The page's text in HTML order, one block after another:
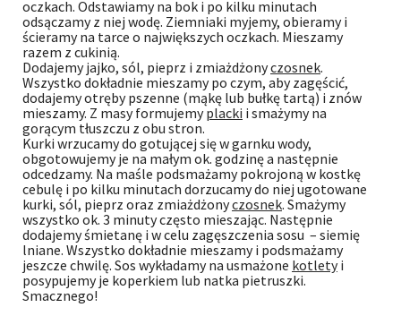
oczkach. Odstawiamy na bok i po kilku minutach
odsączamy z niej wodę. Ziemniaki myjemy, obieramy i
ścieramy na tarce o największych oczkach. Mieszamy
razem z cukinią.
Dodajemy jajko, sól, pieprz i zmiażdżonyczosnek.
Wszystko dokładnie mieszamy po czym, aby zagęścić,
dodajemy otręby pszenne (mąkę lub bułkę tartą) i znów
mieszamy. Z masy formujemyplacki i smażymy na
gorącym tłuszczu z obu stron.
Kurki wrzucamy do gotującej się w garnku wody,
obgotowujemy je na małym ok. godzinę a następnie
odcedzamy. Na maśle podsmażamy pokrojoną w kostkę
cebulę i po kilku minutach dorzucamy do niej ugotowane
kurki, sól, pieprz oraz zmiażdżonyczosnek. Smażymy
wszystko ok. 3 minuty często mieszając. Następnie
dodajemy śmietanę i w celu zagęszczenia sosu – siemię
lniane. Wszystko dokładnie mieszamy i podsmażamy
jeszcze chwilę. Sos wykładamy na usmażone kotletyi
posypujemy je koperkiem lub natka pietruszki.
Smacznego!